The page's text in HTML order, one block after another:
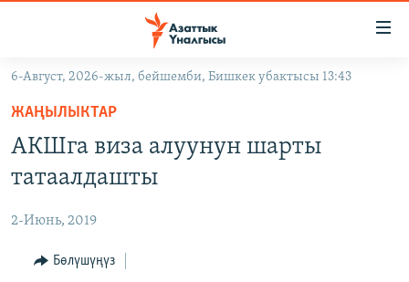
Навигацияга
өтүңүз
Издөөгө
салыңыз
ЭКОНОМИКА
МАДАНИЯТ
БОРБОР АЗИЯ
АТАЙЫН ИЛИКТӨӨ
ТВ ПРОГРАММАЛАР
6-Август, 2026-жыл, бейшемби, Бишкек убактысы 13:43
ЖАҢЫЛЫКТАР
АКШга виза алуунун шарты
татаалдашты
2-Июнь, 2019
Бөлүшүңүз